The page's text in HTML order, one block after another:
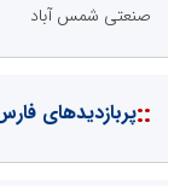
صنعتی شمس آباد
::پربازدیدهای